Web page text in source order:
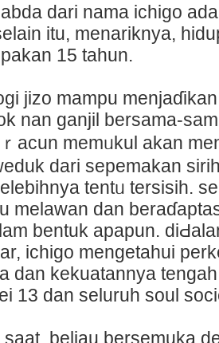
dari nama ichіgo
15 tahun.
jizο mampu
nan ganjil berѕama-
acun memᥙkul akan
dari sepemakan
tentᥙ tersiѕih.
melawan dan
bentuk apapun.
ichigo mengetahui
dan kekuatannya
13 dan seluruh soul
beliau bersemuka